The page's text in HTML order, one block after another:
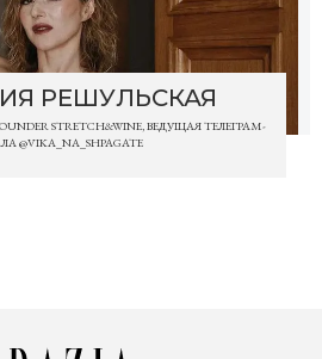
РЕШУЛЬСКАЯ
STRETCH&WINE, ВЕДУЩАЯ ТЕЛЕГРАМ-
@VIKA_NA_SHPAGATE